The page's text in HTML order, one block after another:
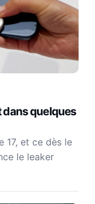
dans quelques
17, et ce dès le
le leaker